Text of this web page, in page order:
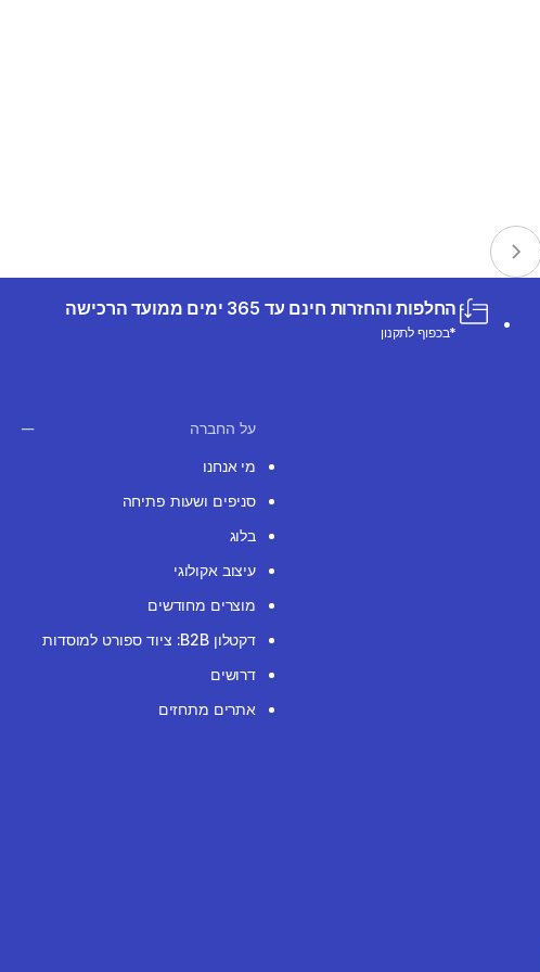
החלפות והחזרות חינם עד 365 ימים ממועד הרכישה
*בכפוף לתקנון
על החברה
מי אנחנו
סניפים ושעות פתיחה
בלוג
עיצוב אקולוגי
מוצרים מחודשים
דקטלון B2B: ציוד ספורט למוסדות
דרושים
אתרים מתחזים